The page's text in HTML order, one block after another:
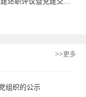
组织的公示
>>更多